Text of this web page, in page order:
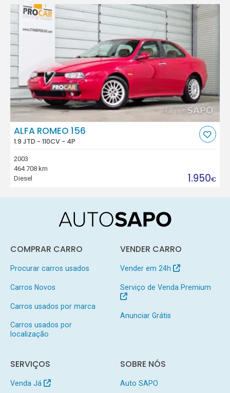
ALFA ROMEO 156
1.9 JTD - 110CV - 4P
2003
464.708 km
Diesel
1.950€
COMPRAR CARRO
Procurar carros usados
Carros Novos
Carros usados por marca
Carros usados por
localização
VENDER CARRO
Vender em 24h
Serviço de Venda Premium
Anunciar Grátis
SERVIÇOS
Venda Já
SOBRE NÓS
Auto SAPO